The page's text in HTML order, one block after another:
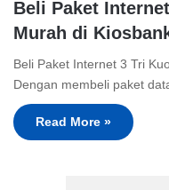
Beli Paket
Murah di
Beli Paket Internet 3 Tri
Dengan membeli paket
Read More »